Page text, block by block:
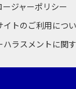
ージャーポリシー
イトのご利用につ
ラスメントに関